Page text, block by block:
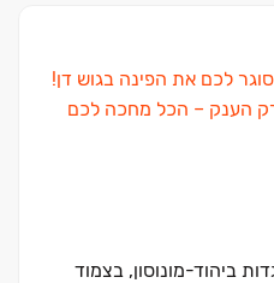
לכם את הפינה בגוש דן!
הענק ‏– הכל מחכה לכם
ביהוד‏-מונוסון, בצמוד